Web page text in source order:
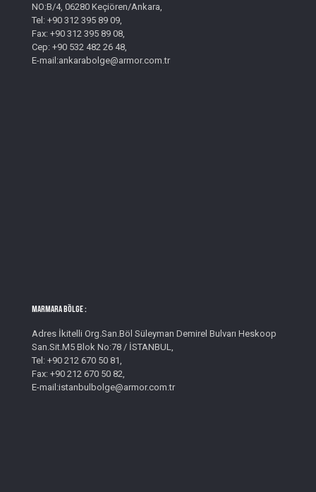
NO:B/4, 06280 Keçiören/Ankara,
Tel: +90 312 395 89 09,
Fax: +90 312 395 89 08,
Cep: +90 532 482 26 48,
E-mail:ankarabolge@armor.com.tr
MARMARA BÖLGE :
Adres İkitelli Org.San.Böl Süleyman Demirel Bulvarı Heskoop
San.Sit.M5 Blok No:78 / İSTANBUL,
Tel: +90 212 670 50 81,
Fax: +90 212 670 50 82,
E-mail:istanbulbolge@armor.com.tr